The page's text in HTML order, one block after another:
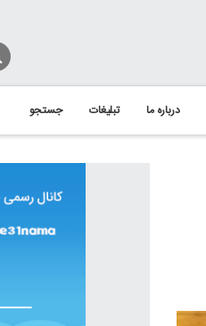
درباره ما تبلیغات جستجو